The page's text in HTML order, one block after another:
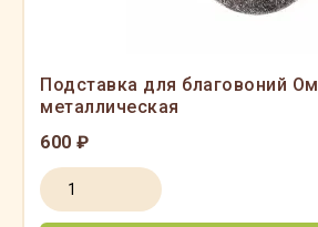
Подставка для благовоний Ом
металлическая
600 ₽